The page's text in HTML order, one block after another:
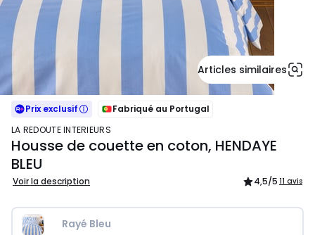
Articles similaires
Prix exclusif
Fabriqué au Portugal
LA REDOUTE INTERIEURS
Housse de couette en coton, HENDAYE
BLEU
Voir la description 4,5/5 11 avis
Rayé Bleu